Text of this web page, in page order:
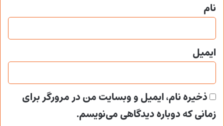
نام
ایمیل
ذخیره نام، ایمیل و وبسایت من در مرورگر برای
زمانی که دوباره دیدگاهی می‌نویسم.